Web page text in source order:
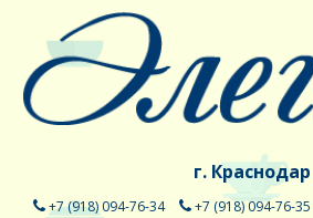
г. Краснодар
+7 (918) 094-76-34 +7 (918) 094-76-35